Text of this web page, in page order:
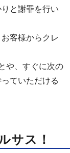
と謝罪を行い
客様からクレ
や、すぐに次の
ていただける
サス！